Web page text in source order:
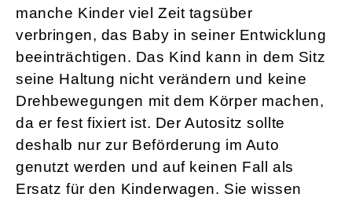
manche Kinder viel Zeit tagsüber
verbringen, das Baby in seiner Entwicklung
beeinträchtigen. Das Kind kann in dem Sitz
seine Haltung nicht verändern und keine
Drehbewegungen mit dem Körper machen,
da er fest fixiert ist. Der Autositz sollte
deshalb nur zur Beförderung im Auto
genutzt werden und auf keinen Fall als
Ersatz für den Kinderwagen. Sie wissen